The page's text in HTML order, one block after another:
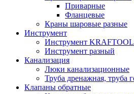
Приварные
Фланцевые
Краны шаровые разные
Инструмент
Инструмент
Инструмент разный
Канализация
Люки канализационные
Труба дренажная, труба
Клапаны обратные